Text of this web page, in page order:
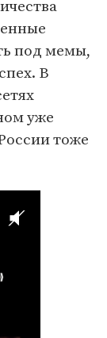
под мемы,
В
уже
тоже